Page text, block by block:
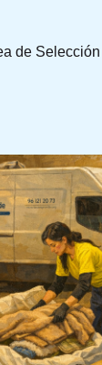
de